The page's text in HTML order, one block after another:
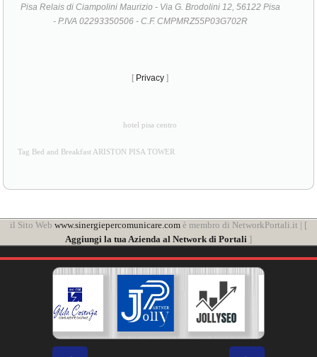
Pisa Relais di Ciampolini Maurizio - Via G. Brodolini 12, 56122 Pisa
- P.IVA 02293350506 - C.F. CMPMRZ55P03G702R
[ Privacy ]
hotel pisa centro
Tag Bed and Breakfast ARISTON PISA TOWER
il Sito Web www.sinergiepercomunicare.com è membro di NetworkPortali.it | [
Aggiungi la tua Azienda al Network di Portali ]